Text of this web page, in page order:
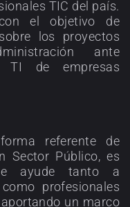
TIC del país.
el objetivo de
los proyectos
ante
TI de empresas
referente de
Sector Público, es
ayude tanto a
profesionales
un marco